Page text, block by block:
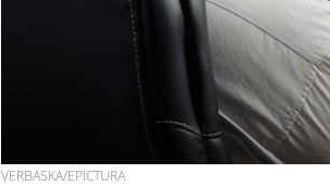
VERBASKA/EPICTURA
Cytomégalovirus : ce qui
change dans la prise en
charge des femmes